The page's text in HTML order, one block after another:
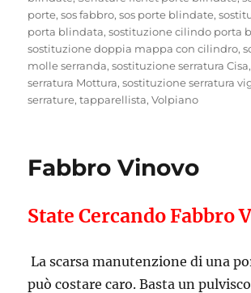
porte,sos fabbro,sos porte blindate,
porta blindata,sostituzione cilindo porta
sostituzione doppia mappa con cilindro,
molle serranda,sostituzione serratura Cisa
serratura Mottura,sostituzione serratura
serrature,tapparellista,Volpiano
Fabbro Vinovo
State Cercando Fabbro
La scarsa manutenzione di una
può costare caro. Basta un